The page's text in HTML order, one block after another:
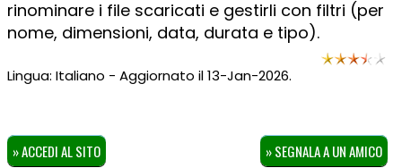
rinominare i file scaricati e gestirli con filtri (per
nome, dimensioni, data, durata e tipo).
Lingua: Italiano - Aggiornato il 13-Jan-2026.
» ACCEDI AL SITO » SEGNALA A UN AMICO